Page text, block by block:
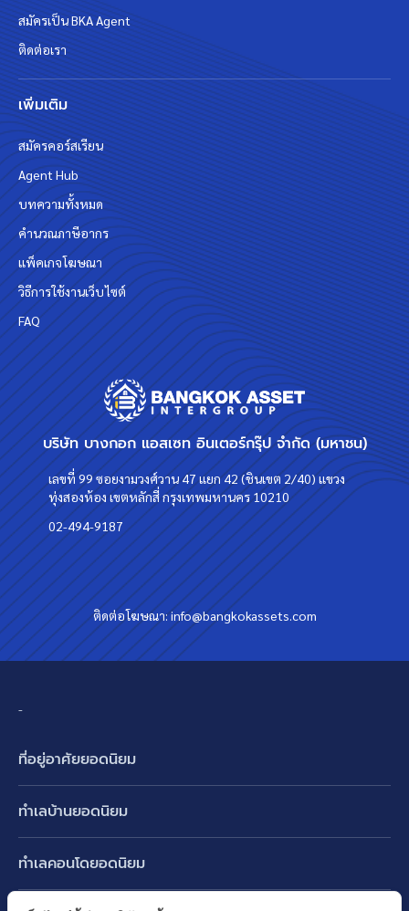
บริษัท บางกอก แอสเซท อินเตอร์กรุ๊ป จำกัด (มหาชน)
เลขที่ 99 ซอยงามวงศ์วาน 47 แยก 42 (ชินเขต 2/40) แขวง
ทุ่งสองห้อง เขตหลักสี่ กรุงเทพมหานคร 10210
02-494-9187
ติดต่อโฆษณา:info@bangkokassets.com
สมัครเป็น BKA Agent
ติดต่อเรา
เพิ่มเติม
สมัครคอร์สเรียน
Agent Hub
บทความทั้งหมด
คำนวณภาษีอากร
แพ็คเกจโฆษณา
วิธีการใช้งานเว็บไซต์
FAQ
-
ที่อยู่อาศัยยอดนิยม
ทาวน์เฮ้าส์ ทาวน์โฮม
คอนโดมิเนียม
ทำเลบ้านยอดนิยม
ทำเลคอนโดยอดนิยม